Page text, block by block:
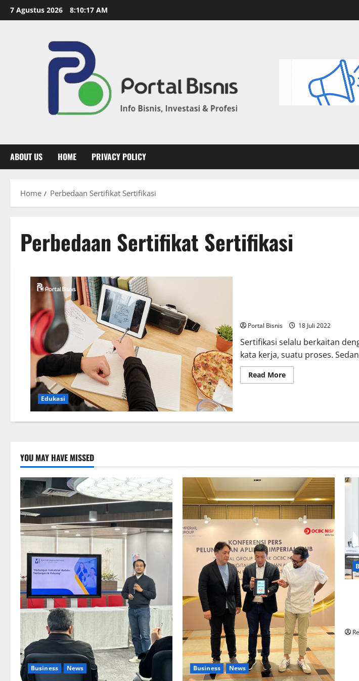
7 Agustus 2026 8:10:18 AM
ABOUT US HOME PRIVACY POLICY
Home Perbedaan Sertifikat Sertifikasi
Perbedaan Sertifikat Sertifikasi
Edukasi
Portal Bisnis 18 Juli 2022
Sertifikasi selalu berkaitan
kata kerja, suatu proses.
Read More
YOU MAY HAVE MISSED
Business News Business News